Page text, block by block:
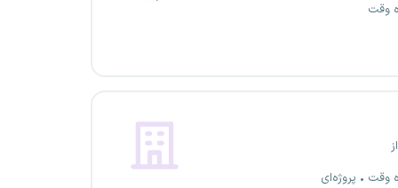
وقت
وقت
پروژه‌ای